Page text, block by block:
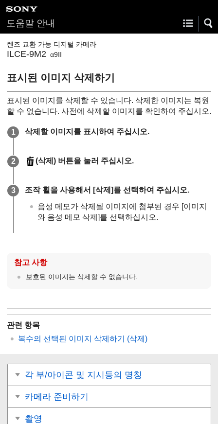
도움말 안내
렌즈 교환 가능 디지털 카메라
ILCE-9M2 α9II
표시된 이미지 삭제하기
표시된 이미지를 삭제할 수 있습니다. 삭제한 이미지는 복원
할 수 없습니다. 사전에 삭제할 이미지를 확인하여 주십시오.
삭제할 이미지를 표시하여 주십시오.
(삭제) 버튼을 눌러 주십시오.
조작 휠을 사용해서 [삭제]를 선택하여 주십시오.
음성 메모가 삭제될 이미지에 첨부된 경우 [이미지
와 음성 메모 삭제]를 선택하십시오.
참고 사항
보호된 이미지는 삭제할 수 없습니다.
관련 항목
복수의 선택된 이미지 삭제하기 (삭제)
각 부/아이콘 및 지시등의 명칭
카메라 준비하기
촬영